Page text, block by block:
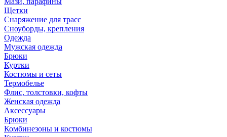
Щетки
Снаряжение для трасс
Сноуборды, крепления
Одежда
Мужская одежда
Брюки
Куртки
Костюмы и сеты
Термобелье
Флис, толстовки, кофты
Женская одежда
Аксессуары
Брюки
Комбинезоны и костюмы